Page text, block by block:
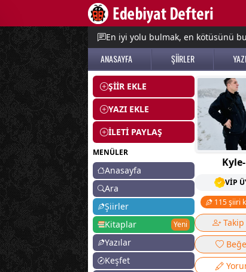
En iyi yolu bulmak, en kötüsünü
ANASAYFA ŞİİRLER
ŞİİR EKLE
YAZI EKLE
İLETİ PAYLAŞ
MENÜLER
Anasayfa
Ara
Şiirler
Kitaplar
Yeni
Yazılar
Keşfet
Kyle-
VİP
115 şiiri
Takip
menu